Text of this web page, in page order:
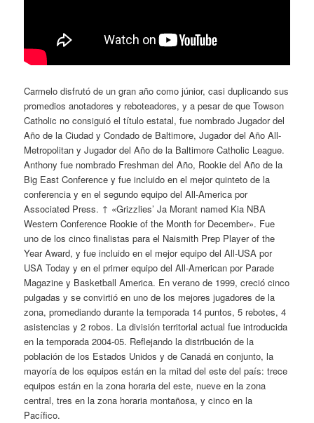
Carmelo disfrutó de un gran año como júnior, casi duplicando sus
promedios anotadores y reboteadores, y a pesar de que Towson
Catholic no consiguió el título estatal, fue nombrado Jugador del
Año de la Ciudad y Condado de Baltimore, Jugador del Año All-
Metropolitan y Jugador del Año de la Baltimore Catholic League.
Anthony fue nombrado Freshman del Año, Rookie del Año de la
Big East Conference y fue incluido en el mejor quinteto de la
conferencia y en el segundo equipo del All-America por
Associated Press. ↑ «Grizzlies’ Ja Morant named Kia NBA
Western Conference Rookie of the Month for December». Fue
uno de los cinco finalistas para el Naismith Prep Player of the
Year Award, y fue incluido en el mejor equipo del All-USA por
USA Today y en el primer equipo del All-American por Parade
Magazine y Basketball America. En verano de 1999, creció cinco
pulgadas y se convirtió en uno de los mejores jugadores de la
zona, promediando durante la temporada 14 puntos, 5 rebotes, 4
asistencias y 2 robos. La división territorial actual fue introducida
en la temporada 2004-05. Reflejando la distribución de la
población de los Estados Unidos y de Canadá en conjunto, la
mayoría de los equipos están en la mitad del este del país: trece
equipos están en la zona horaria del este, nueve en la zona
central, tres en la zona horaria montañosa, y cinco en la
Pacífico.